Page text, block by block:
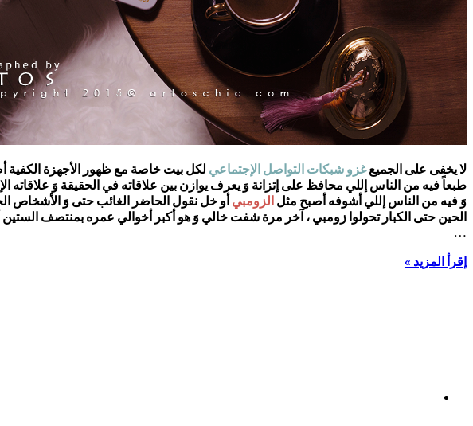
لا يخفى على الجميعغزو شبكات التواصل الإجتماعي لكل بيت خاصة مع ظهور الأجهزة الكفية
طبعاً فيه من الناس إللي محافظ على إتزانة وَ يعرف يوازن بين علاقاته في الحقيقة وَ علاقاته
وَ فيه من الناس إللي أشوفه أصبح مثل الزومبي أو خل نقول الحاضر الغائب حتى وَ الأشخاص
الحين حتى الكبار تحولوا زومبي ، آخر مرة شفت خالي وَ هو أكبر أخوالي عمره بمنتصف
…
إقرأ المزيد »